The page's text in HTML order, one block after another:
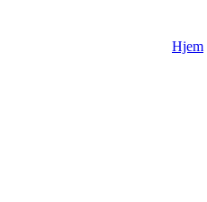
Hjem